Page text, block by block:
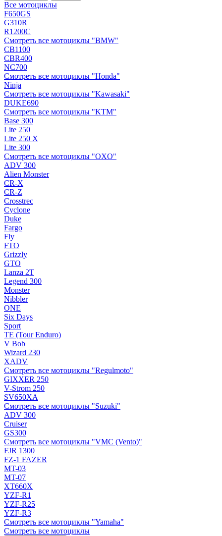
Все мотоциклы
F650GS
G310R
R1200C
Смотреть все мотоциклы "BMW"
CB1100
CBR400
NC700
Смотреть все мотоциклы "Honda"
Ninja
Смотреть все мотоциклы "Kawasaki"
DUKE690
Смотреть все мотоциклы "KTM"
Base 300
Lite 250
Lite 250 X
Lite 300
Смотреть все мотоциклы "OXO"
ADV 300
Alien Monster
CR-X
CR-Z
Crosstrec
Cyclone
Duke
Fargo
Fly
FTO
Grizzly
GTO
Lanza 2T
Legend 300
Monster
Nibbler
ONE
Six Days
Sport
TE (Tour Enduro)
V Bob
Wizard 230
XADV
Смотреть все мотоциклы "Regulmoto"
GIXXER 250
V-Strom 250
SV650XA
Смотреть все мотоциклы "Suzuki"
ADV 300
Cruiser
GS300
Смотреть все мотоциклы "VMC (Vento)"
FJR 1300
FZ-1 FAZER
MT-03
MT-07
XT660X
YZF-R1
YZF-R25
YZF-R3
Смотреть все мотоциклы "Yamaha"
Смотреть все мотоциклы